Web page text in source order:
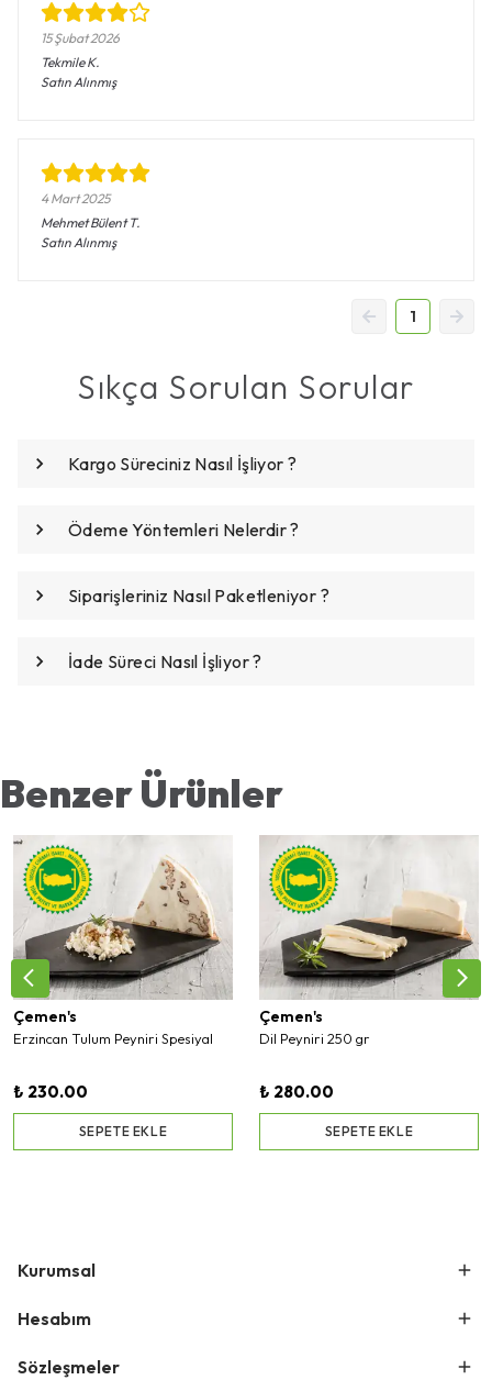
15 Şubat 2026
Tekmile K.
Satın Alınmış
4 Mart 2025
Mehmet Bülent T.
Satın Alınmış
1
Sıkça Sorulan Sorular
Kargo Süreciniz Nasıl İşliyor ?
Ödeme Yöntemleri Nelerdir ?
Siparişleriniz Nasıl Paketleniyor ?
İade Süreci Nasıl İşliyor ?
Benzer Ürünler
Çemen's
Erzincan Tulum Peyniri Spesiyal
₺ 230.00
SEPETE EKLE
Çemen's
Dil Peyniri 250 gr
₺ 280.00
SEPETE EKLE
Kurumsal
Hesabım
Sözleşmeler